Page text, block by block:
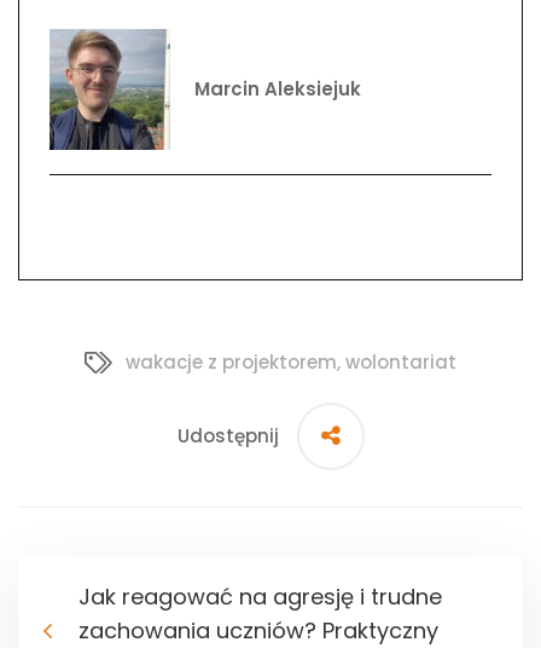
Marcin Aleksiejuk
wakacje z projektorem,wolontariat
Udostępnij
Jak reagować na agresję i trudne
zachowania uczniów? Praktyczny